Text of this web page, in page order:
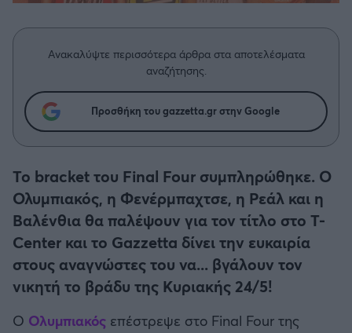
Δημήτρης Τσορμπατζόγλου
Λεβαδειακός
ΟΦΗ
Βόλος
Ατρόμητος Αθηνών
Αστέρας Τρίπολης
Παναιτωλικός
Μεγάλη μου Αγάπη
Μια Ιστορία από την Πόλη
Ανακαλύψτε περισσότερα άρθρα στα αποτελέσματα
αναζήτησης.
Προσθήκη του gazzetta.gr στην Google
Το bracket του Final Four συμπληρώθηκε. Ο
Ολυμπιακός, η Φενέρμπαχτσε, η Ρεάλ και η
Βαλένθια θα παλέψουν για τον τίτλο στο T-
Center και το Gazzetta δίνει την ευκαιρία
στους αναγνώστες του να... βγάλουν τον
νικητή το βράδυ της Κυριακής 24/5!
Ο Ολυμπιακός επέστρεψε στο Final Four της